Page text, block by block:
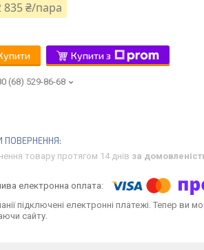
835 ₴/пара
Купити з
(68) 529-86-68
товару протягом 14 днів за
підключені електронні платежі. Тепер ви
сайту.